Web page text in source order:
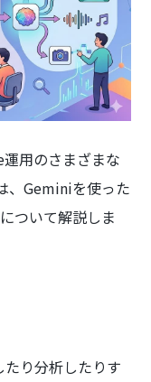
用のさまざまな
、Geminiを使った
ついて解説しま
り分析したりす